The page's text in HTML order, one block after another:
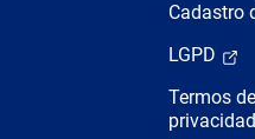
Cadastro
LGPD
Termos